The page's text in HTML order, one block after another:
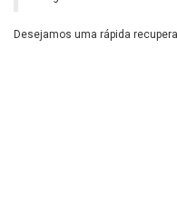
Desejamos uma rápida